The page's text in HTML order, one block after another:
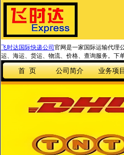
飞时达国际快递公司 官网是一家国际运输代理
运、海运、货运、物流、价格、查询服务。下
首 页 公司简介 业务项